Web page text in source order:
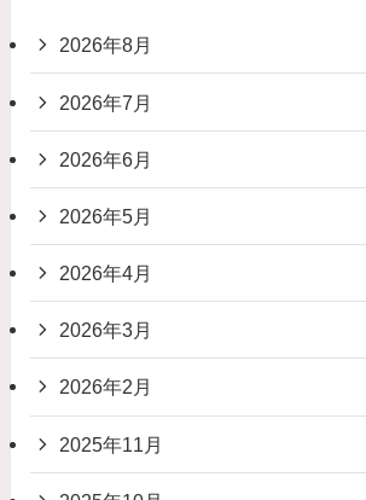
2026年8月
2026年7月
2026年6月
2026年5月
2026年4月
2026年3月
2026年2月
2025年11月